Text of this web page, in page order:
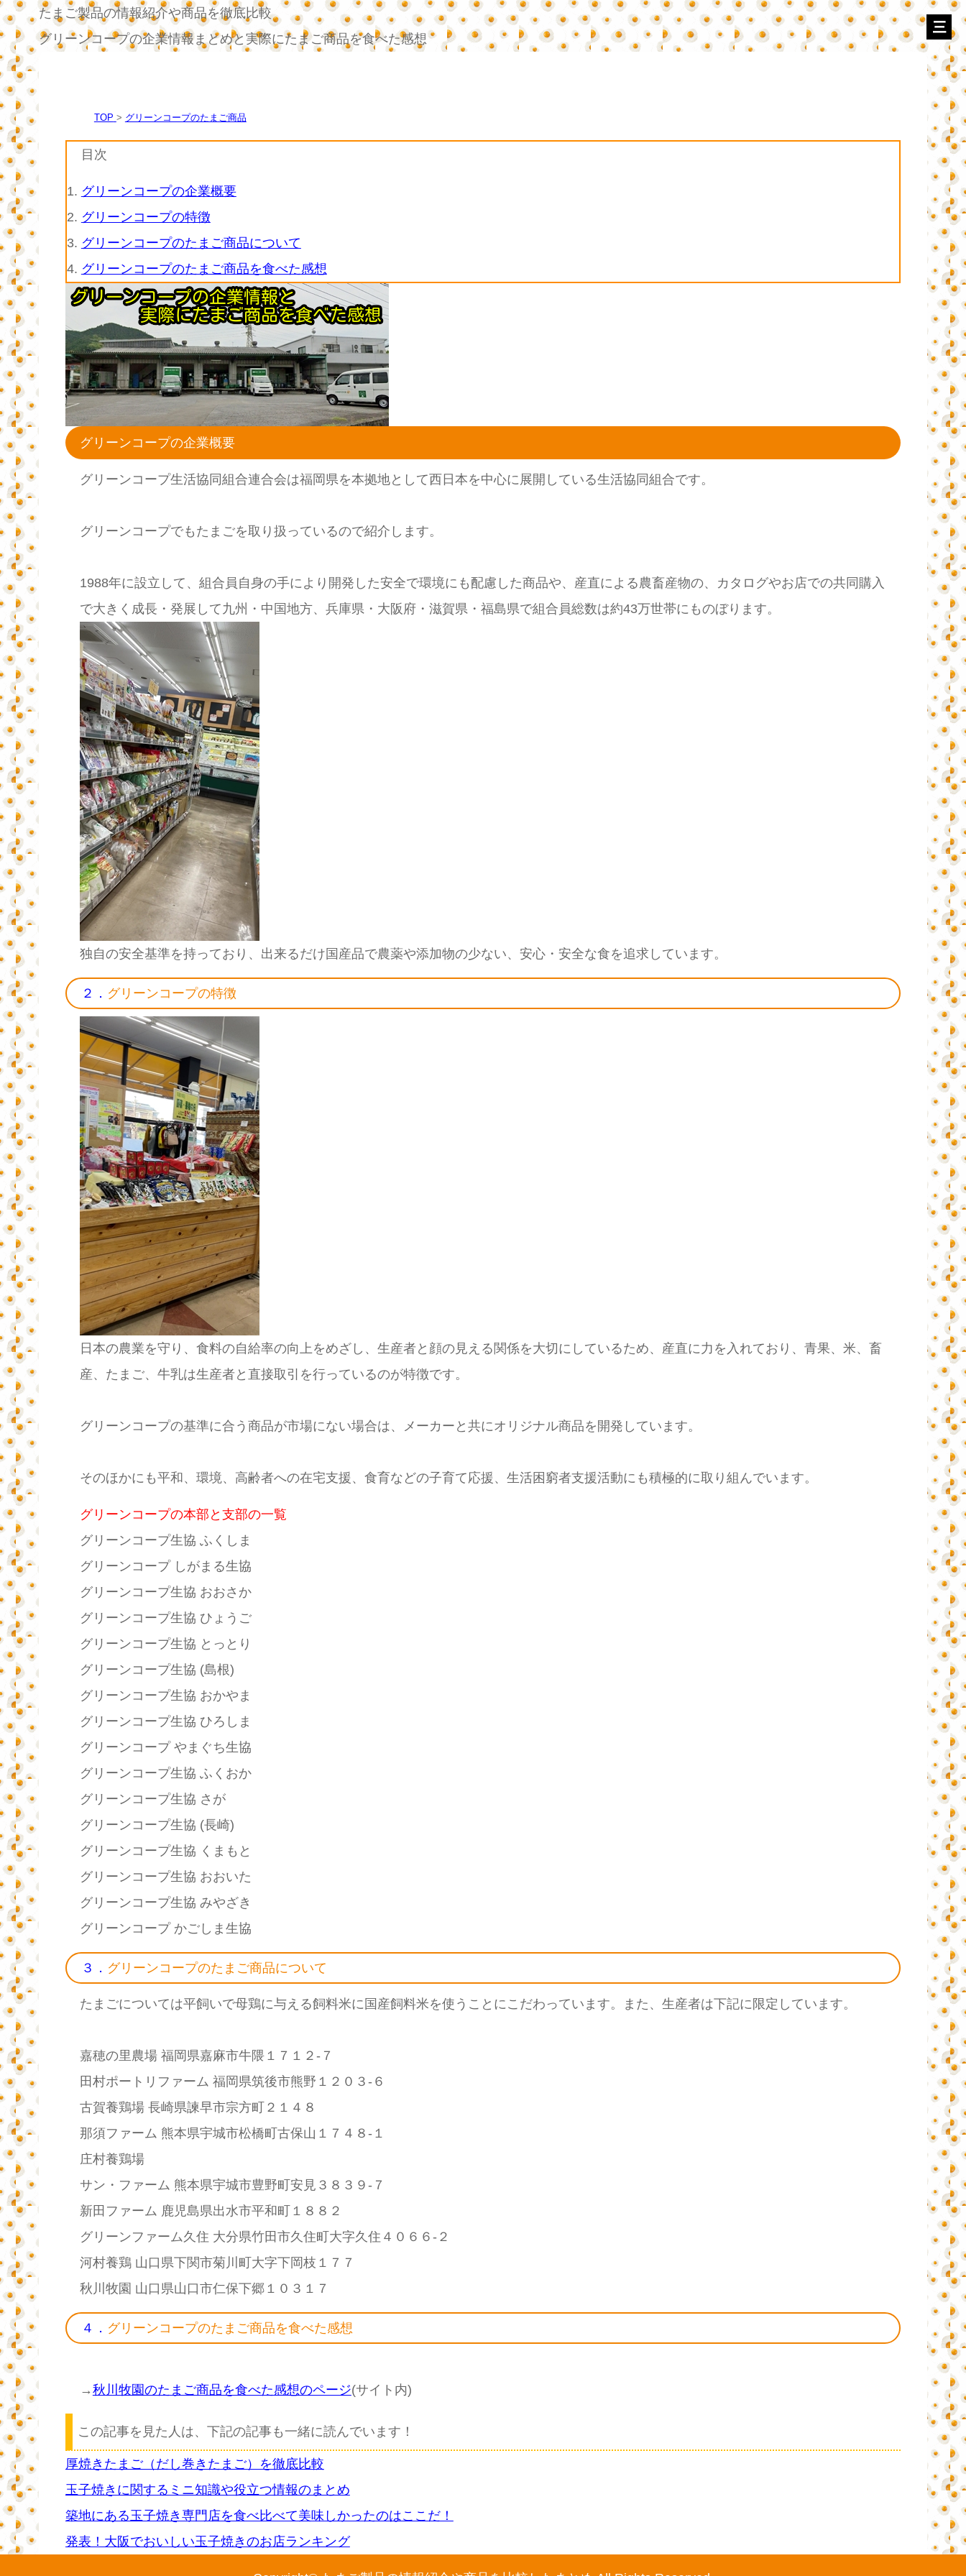
たまご製品の情報紹介や商品を徹底比較
グリーンコープの企業情報まとめと実際にたまご商品を食べた感想
TOP グリーンコープのたまご商品
目次
1. グリーンコープの企業概要
2. グリーンコープの特徴
3. グリーンコープのたまご商品について
4. グリーンコープのたまご商品を食べた感想
グリーンコープの企業概要
グリーンコープ生活協同組合連合会は福岡県を本拠地として西日本を中心に展開している生活協同組合です。
グリーンコープでもたまごを取り扱っているので紹介します。
1988年に設立して、組合員自身の手により開発した安全で環境にも配慮した商品や、産直による農畜産物の、カタログやお店での共同購入
で大きく成長・発展して九州・中国地方、兵庫県・大阪府・滋賀県・福島県で組合員総数は約43万世帯にものぼります。
独自の安全基準を持っており、出来るだけ国産品で農薬や添加物の少ない、安心・安全な食を追求しています。
２． グリーンコープの特徴
日本の農業を守り、食料の自給率の向上をめざし、生産者と顔の見える関係を大切にしているため、産直に力を入れており、青果、米、畜
産、たまご、牛乳は生産者と直接取引を行っているのが特徴です。
グリーンコープの基準に合う商品が市場にない場合は、メーカーと共にオリジナル商品を開発しています。
そのほかにも平和、環境、高齢者への在宅支援、食育などの子育て応援、生活困窮者支援活動にも積極的に取り組んでいます。
グリーンコープの本部と支部の一覧
グリーンコープ生協 ふくしま
グリーンコープ しがまる生協
グリーンコープ生協 おおさか
グリーンコープ生協 ひょうご
グリーンコープ生協 とっとり
グリーンコープ生協 (島根)
グリーンコープ生協 おかやま
グリーンコープ生協 ひろしま
グリーンコープ やまぐち生協
グリーンコープ生協 ふくおか
グリーンコープ生協 さが
グリーンコープ生協 (長崎)
グリーンコープ生協 くまもと
グリーンコープ生協 おおいた
グリーンコープ生協 みやざき
グリーンコープ かごしま生協
３． グリーンコープのたまご商品について
たまごについては平飼いで母鶏に与える飼料米に国産飼料米を使うことにこだわっています。また、生産者は下記に限定しています。
嘉穂の里農場 福岡県嘉麻市牛隈１７１２-７
田村ポートリファーム 福岡県筑後市熊野１２０３-６
古賀養鶏場 長崎県諫早市宗方町２１４８
那須ファーム 熊本県宇城市松橋町古保山１７４８-１
庄村養鶏場
サン・ファーム 熊本県宇城市豊野町安見３８３９-７
新田ファーム 鹿児島県出水市平和町１８８２
グリーンファーム久住 大分県竹田市久住町大字久住４０６６-２
河村養鶏 山口県下関市菊川町大字下岡枝１７７
秋川牧園 山口県山口市仁保下郷１０３１７
４． グリーンコープのたまご商品を食べた感想
→秋川牧園のたまご商品を食べた感想のページ(サイト内)
この記事を見た人は、下記の記事も一緒に読んでいます！
厚焼きたまご（だし巻きたまご）を徹底比較
玉子焼きに関するミニ知識や役立つ情報のまとめ
築地にある玉子焼き専門店を食べ比べて美味しかったのはここだ！
発表！大阪でおいしい玉子焼きのお店ランキング